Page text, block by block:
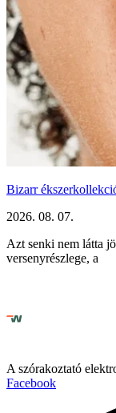
Bizarr
2026. 08. 07.
Azt senki nem látta
versenyrészlege, a
A szórakoztató
Facebook